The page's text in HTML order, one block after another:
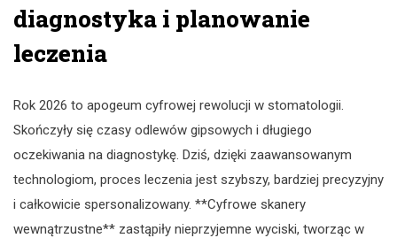
diagnostyka i planowanie
leczenia
Rok 2026 to apogeum cyfrowej rewolucji w stomatologii.
Skończyły się czasy odlewów gipsowych i długiego
oczekiwania na diagnostykę. Dziś, dzięki zaawansowanym
technologiom, proces leczenia jest szybszy, bardziej precyzyjny
i całkowicie spersonalizowany. **Cyfrowe skanery
wewnątrzustne** zastąpiły nieprzyjemne wyciski, tworząc w